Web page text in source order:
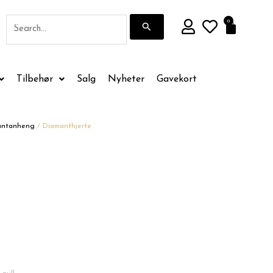
0
Tilbehør Salg Nyheter Gavekort
/ Diamanthjerte